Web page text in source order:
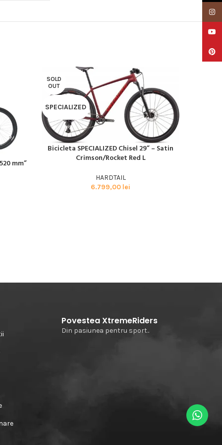
mm”
SOLD
OUT
SPECIALIZED
CITEȘTE MAI MULT
Bicicleta SPECIALIZED Chisel 29” – Satin
Crimson/Rocket Red L
HARDTAIL
6.799,00 lei
Povestea XtremeRiders
Din pasiunea pentru sport..